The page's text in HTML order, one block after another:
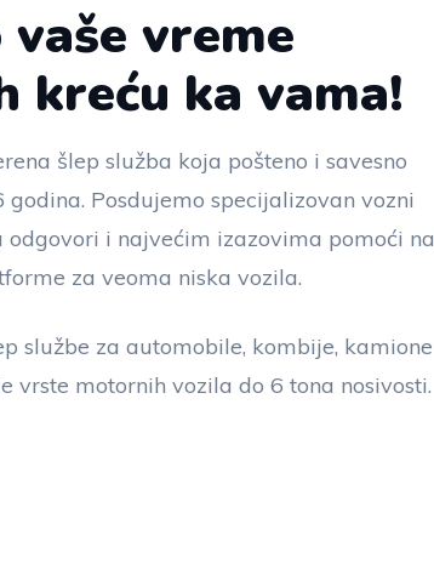
vreme
kreću ka vama!
šlep služba koja pošteno i savesno
Posdujemo specijalizovan vozni
i najvećim izazovima pomoći na
za veoma niska vozila.
službe za automobile, kombije, kamione
vrste motornih vozila do 6 tona nosivosti.